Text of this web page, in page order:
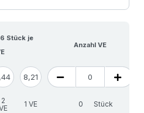
Stück je
Anzahl VE
8,21
2
1 VE Stück